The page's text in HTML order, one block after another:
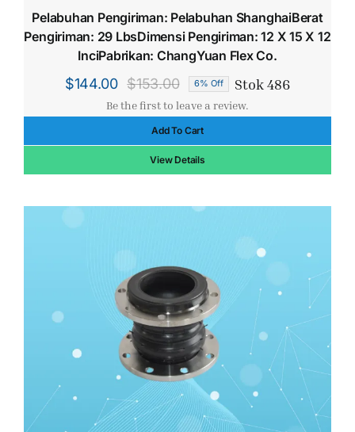
Pelabuhan Pengiriman: Pelabuhan ShanghaiBerat
Pengiriman: 29 LbsDimensi Pengiriman: 12 X 15 X 12
InciPabrikan: ChangYuan Flex Co.
$153.00
Harga
aslinya
adalah:
$153.00.
$144.00
Harga
saat
ini
adalah:
$144.00.
6% Off Stok 486
Be the first to leave a review.
Add To Cart
View Details